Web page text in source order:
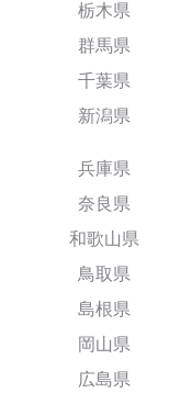
栃木県
群馬県
千葉県
新潟県
兵庫県
奈良県
和歌山県
鳥取県
島根県
岡山県
広島県